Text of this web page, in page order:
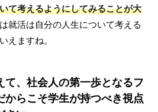
て考えるようにしてみることが大
就活は自分の人生について考える
えますね。
て、社会人の第一歩となるフ
からこそ学生が持つべき視点